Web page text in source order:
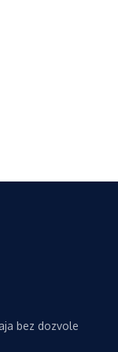
bez dozvole